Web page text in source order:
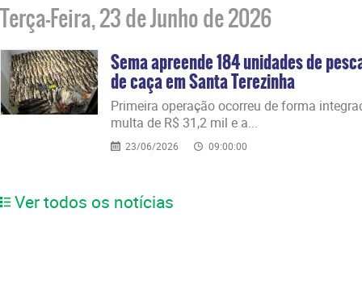
Terça-Feira, 23 de Junho de 2026
Sema apreende 184 unidades de
de caça em Santa Terezinha
​Primeira operação ocorreu de forma
multa de R$ 31,2 mil e a...
23/06/2026 09:00:00
Ver todos os notícias